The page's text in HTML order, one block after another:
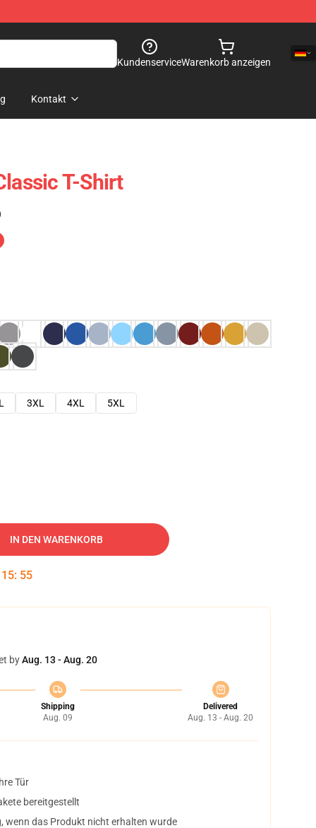
KundenserviceWarenkorb anzeigen
Kontakt
T-Shirt
3XL 4XL
5XL
IN DEN WARENKORB
15: 54
byAug. 13 - Aug. 20
Shipping
Aug. 09
Delivered
Aug. 13 - Aug. 20
Tür
bereitgestellt
wenn das Produkt nicht erhalten wurde